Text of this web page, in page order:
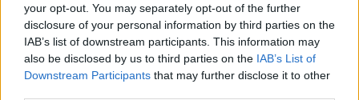
your opt-out. You may separately opt-out of the further
disclosure of your personal information by third parties on the
IAB’s list of downstream participants. This information may
also be disclosed by us to third parties on the IAB’s List of
Downstream Participants that may further disclose it to other